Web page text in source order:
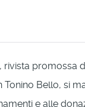
rivista promossa
Bello, si
e alle